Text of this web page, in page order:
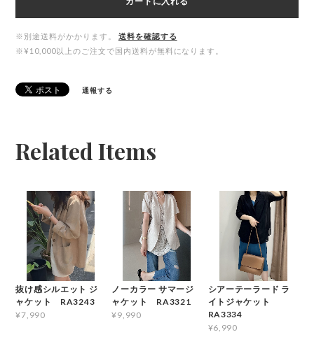
※別途送料がかかります。
送料を確認する
※¥10,000以上のご注文で国内送料が無料になります。
通報する
Related Items
抜け感シルエット ジ
ャケット RA3243
¥7,990
ノーカラー サマージ
ャケット RA3321
¥9,990
シアーテーラード ラ
イトジャケット
RA3334
¥6,990